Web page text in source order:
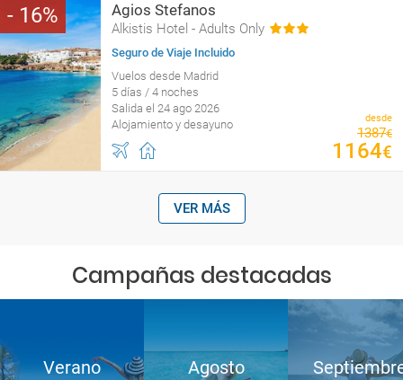
16 Agios Stefanos
Alkistis Hotel - Adults Only
Seguro de Viaje Incluido
Vuelos desde Madrid
5 días / 4 noches
Salida el 24 ago 2026
Alojamiento y desayuno
desde
1387€
1164€
VER MÁS
Campañas destacadas
Verano Agosto